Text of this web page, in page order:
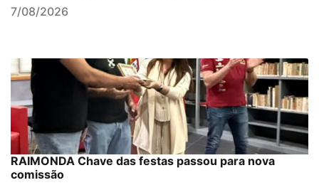
7/08/2026
RAIMONDA Chave das festas passou para nova
comissão